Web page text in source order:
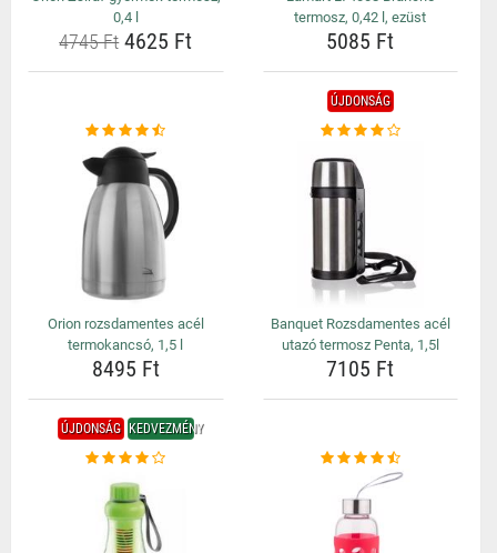
0,4 l
4745 Ft4625 Ft
termosz, 0,42 l, ezüst
5085 Ft
Orion rozsdamentes acél
termokancsó, 1,5 l
8495 Ft
ÚJDONSÁG
Banquet Rozsdamentes acél
utazó termosz Penta, 1,5l
7105 Ft
ÚJDONSÁG KEDVEZMÉNY